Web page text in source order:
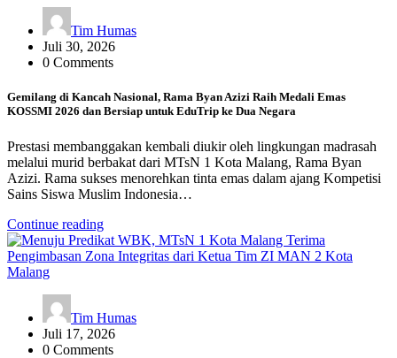
Tim Humas
Juli 30, 2026
0 Comments
Gemilang di Kancah Nasional, Rama Byan Azizi Raih Medali Emas
KOSSMI 2026 dan Bersiap untuk EduTrip ke Dua Negara
Prestasi membanggakan kembali diukir oleh lingkungan madrasah
melalui murid berbakat dari MTsN 1 Kota Malang, Rama Byan
Azizi. Rama sukses menorehkan tinta emas dalam ajang Kompetisi
Sains Siswa Muslim Indonesia…
Continue reading
Tim Humas
Juli 17, 2026
0 Comments